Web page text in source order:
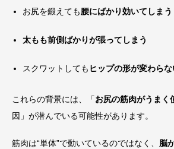
お尻を鍛えても腰にばかり効いてしまう
太もも前側ばかりが張ってしまう
スクワットしても ヒップの形が変わらな
これらの背景には、「お尻の筋肉がうまく
因」が潜んでいる可能性があります。
筋肉は“単体”で動いているのではなく、 脳